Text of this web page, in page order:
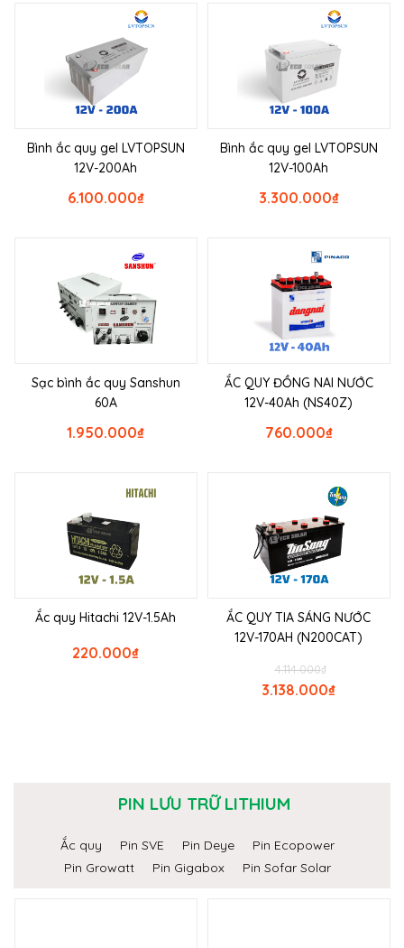
Bình ắc quy gel LVTOPSUN
12V-200Ah
₫
6.100.000
Bình ắc quy gel LVTOPSUN
12V-100Ah
₫
3.300.000
Sạc bình ắc quy Sanshun
60A
₫
1.950.000
ẮC QUY ĐỒNG NAI NƯỚC
12V-40Ah (NS40Z)
₫
760.000
Ắc quy Hitachi 12V-1.5Ah
₫
220.000
ẮC QUY TIA SÁNG NƯỚC
12V-170AH (N200CAT)
₫
4.114.000
₫
3.138.000
PIN LƯU TRỮ LITHIUM
Ắc quy Pin SVE Pin Deye
Pin Ecopower
Pin Growatt
Pin Gigabox Pin Sofar Solar